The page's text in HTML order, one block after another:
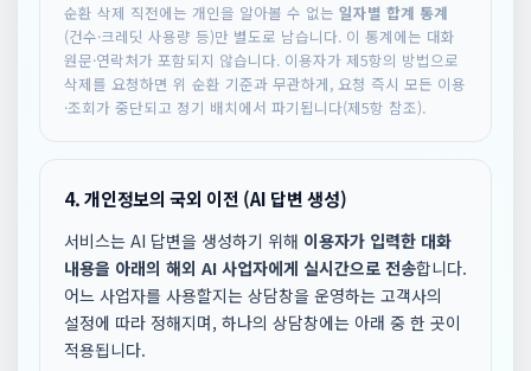
순환 삭제 직전에는 개인을 알아볼 수 없는 일자별 합계 통계
(건수·크레딧 사용량 등)만 별도로 남습니다. 이 통계에는 대화
원문·연락처가 포함되지 않습니다. 이용자가 제5항의 방법으로
삭제를 요청하면 위 순환 기준과 무관하게, 요청 즉시 모든 이용
·조회가 중단되고 정기 배치에서 파기됩니다(제5항 참조).
4. 개인정보의 국외 이전 (AI 답변 생성)
서비스는 AI 답변을 생성하기 위해 이용자가 입력한 대화
내용을 아래의 해외 AI 사업자에게 실시간으로 전송합니다.
어느 사업자를 사용할지는 상담창을 운영하는 고객사의
설정에 따라 정해지며, 하나의 상담창에는 아래 중 한 곳이
적용됩니다.